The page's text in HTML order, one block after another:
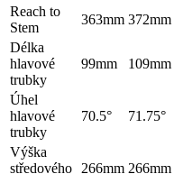
Reach to
Stem
363mm 372mm
Délka
hlavové
trubky
99mm 109mm
Úhel
hlavové
trubky
70.5° 71.75°
Výška
středového
266mm 266mm